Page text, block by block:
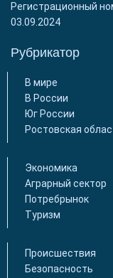
Регистрационный
03.09.2024
Рубрикатор
В мире
В России
Юг России
Ростовская
Экономика
Аграрный сектор
Потребрынок
Туризм
Происшествия
Безопасность